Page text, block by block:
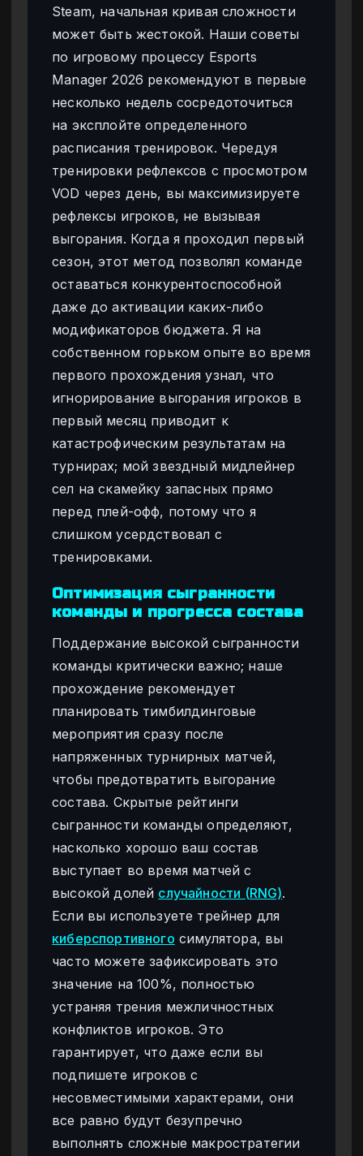
Steam, начальная кривая сложности
может быть жестокой. Наши советы
по игровому процессу Esports
Manager 2026 рекомендуют в первые
несколько недель сосредоточиться
на эксплойте определенного
расписания тренировок. Чередуя
тренировки рефлексов с просмотром
VOD через день, вы максимизируете
рефлексы игроков, не вызывая
выгорания. Когда я проходил первый
сезон, этот метод позволял команде
оставаться конкурентоспособной
даже до активации каких-либо
модификаторов бюджета. Я на
собственном горьком опыте во время
первого прохождения узнал, что
игнорирование выгорания игроков в
первый месяц приводит к
катастрофическим результатам на
турнирах; мой звездный мидлейнер
сел на скамейку запасных прямо
перед плей-офф, потому что я
слишком усердствовал с
тренировками.
Оптимизация сыгранности
команды и прогресса состава
Поддержание высокой сыгранности
команды критически важно; наше
прохождение рекомендует
планировать тимбилдинговые
мероприятия сразу после
напряженных турнирных матчей,
чтобы предотвратить выгорание
состава. Скрытые рейтинги
сыгранности команды определяют,
насколько хорошо ваш состав
выступает во время матчей с
высокой долей случайности (RNG).
Если вы используете трейнер для
киберспортивного симулятора, вы
часто можете зафиксировать это
значение на 100%, полностью
устраняя трения межличностных
конфликтов игроков. Это
гарантирует, что даже если вы
подпишете игроков с
несовместимыми характерами, они
все равно будут безупречно
выполнять сложные макростратегии